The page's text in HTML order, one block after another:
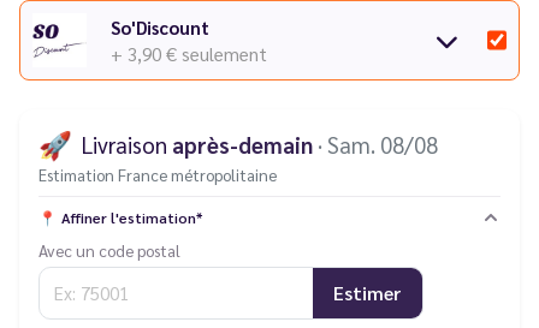
So'Discount
+ 3,90 € seulement
🚀 Livraison après-demain · Sam. 08/08
Estimation France métropolitaine
📍 Affiner l'estimation*
Avec un code postal
Estimer